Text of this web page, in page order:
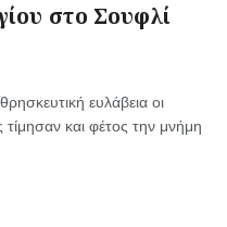
στο Σουφλί
ευλάβεια οι
και φέτος την μνήμη